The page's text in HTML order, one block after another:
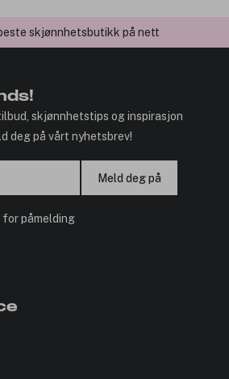
skjønnhetsbutikk på nett
skjønnhetstips og inspirasjon
deg på vårt nyhetsbrev!
Meld deg på
for påmelding